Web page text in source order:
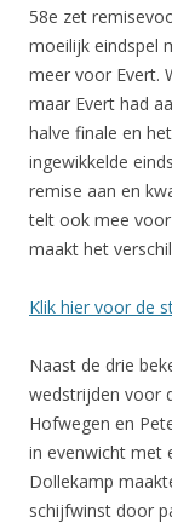
58e zet
moeilijk eindspel
meer voor Evert.
maar Evert had
halve finale en
ingewikkelde
remise aan en
telt ook mee
maakt het
Klik hier voor de
Naast de drie
wedstrijden voor
Hofwegen en
in evenwicht met
Dollekamp
schijfwinst door